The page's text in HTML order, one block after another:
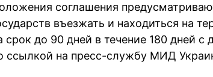
соглашения
въезжать и находиться на
срок до 90 дней в течение 180 дней с
ссылкой на пресс-службу МИД